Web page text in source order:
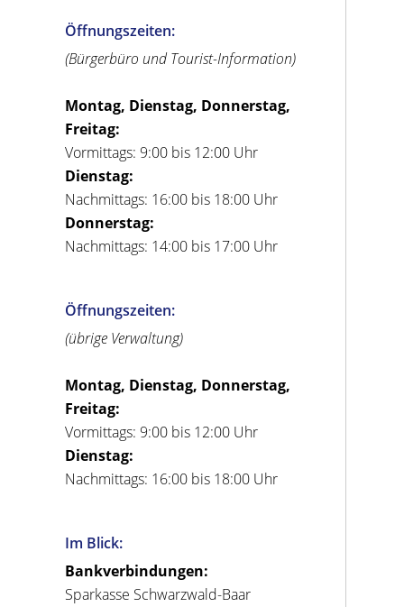
Öffnungszeiten:
(Bürgerbüro und Tourist-Information)
Montag, Dienstag, Donnerstag,
Freitag:
Vormittags: 9:00 bis 12:00 Uhr
Dienstag:
Nachmittags: 16:00 bis 18:00 Uhr
Donnerstag:
Nachmittags: 14:00 bis 17:00 Uhr
Öffnungszeiten:
(übrige Verwaltung)
Montag, Dienstag, Donnerstag,
Freitag:
Vormittags: 9:00 bis 12:00 Uhr
Dienstag:
Nachmittags: 16:00 bis 18:00 Uhr
Im Blick:
Bankverbindungen:
Sparkasse Schwarzwald-Baar